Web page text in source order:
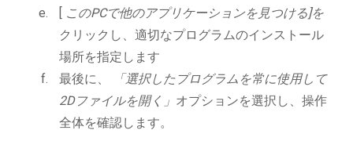
[ このPCで他のアプリケーションを見つける]を
クリックし、適切なプログラムのインストール
場所を指定します
最後に、
「選択したプログラムを常に使用して
2Dファイルを開く」 オプションを選択し、操作
全体を確認します。